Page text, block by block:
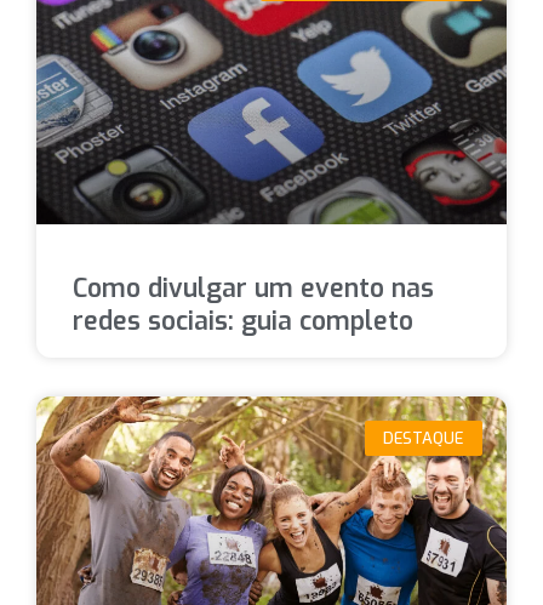
Como divulgar um evento nas
redes sociais: guia completo
DESTAQUE